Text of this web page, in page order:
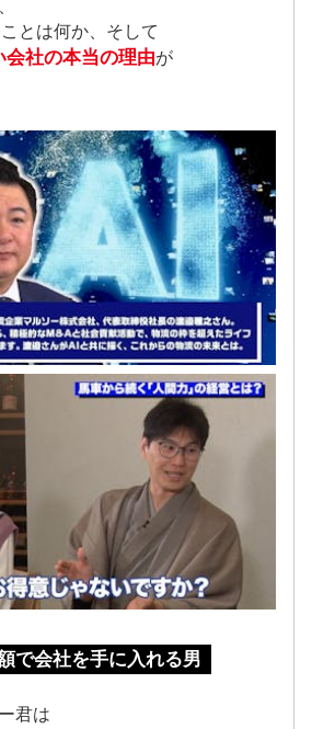
とは何か、そして
社の本当の理由が
で会社を手に入れる男
君は